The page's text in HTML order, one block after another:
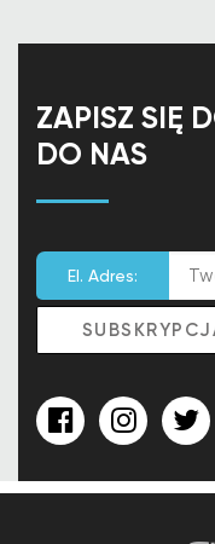
ZAPISZ SIĘ
DO NAS
El. Adres: